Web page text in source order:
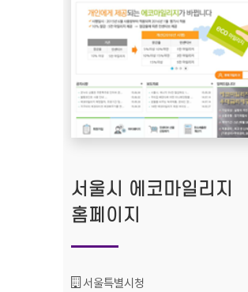
서울시 에코마일리지
홈페이지
기관명 :
서울특별시청